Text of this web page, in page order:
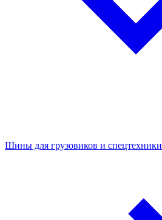
Шины для грузовиков и спецтехники